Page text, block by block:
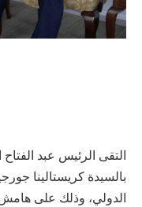
التقى الرئيس عبد
بالسيدة كريستالينا
الدولي، وذلك على